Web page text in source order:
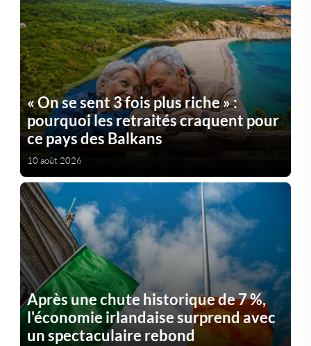
« On se sent 3 fois plus riche » :
pourquoi les retraités craquent pour
ce pays des Balkans
10 août 2026
Après une chute historique de 7 %,
l'économie irlandaise surprend avec
un spectaculaire rebond